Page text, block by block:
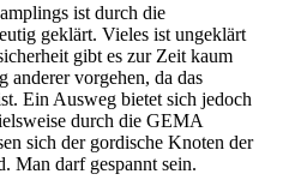
ist durch die
geklärt. Vieles ist ungeklärt
gibt es zur Zeit kaum
anderer vorgehen, da das
Ein Ausweg bietet sich jedoch
durch die GEMA
sich der gordische Knoten der
Man darf gespannt sein.